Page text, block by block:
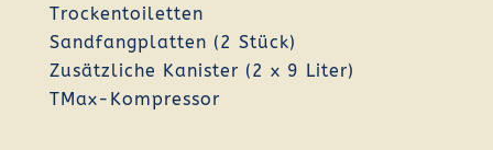
Trockentoiletten
Sandfangplatten (2 Stück)
Zusätzliche Kanister (2 x 9 Liter)
TMax-Kompressor